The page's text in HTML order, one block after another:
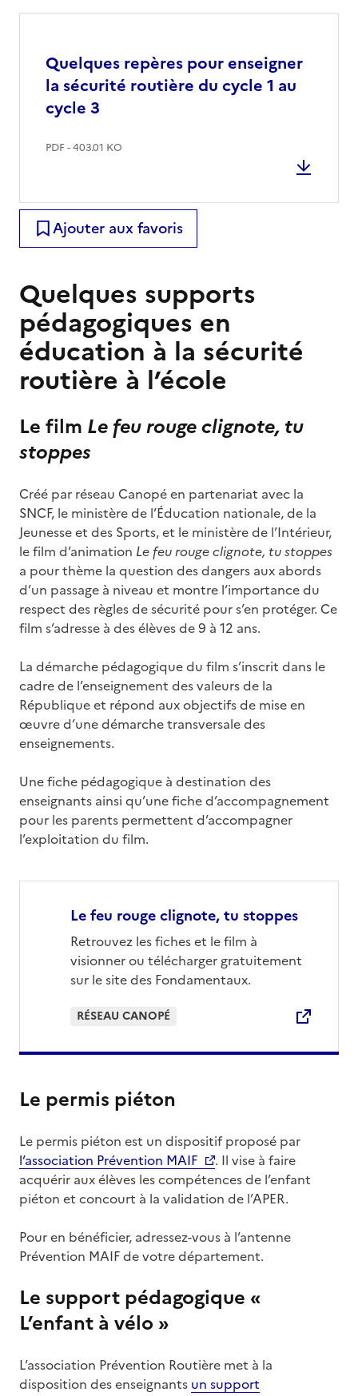
Quelques repères pour enseigner
la sécurité routière du cycle 1 au
cycle 3
PDF - 403.01 KO
Ajouter aux favoris
Quelques supports
pédagogiques en
éducation à la sécurité
routière à l’école
Le film Le feu rouge clignote, tu
stoppes
Créé par réseau Canopé en partenariat avec la
SNCF, le ministère de l’Éducation nationale, de la
Jeunesse et des Sports, et le ministère de l’Intérieur,
le film d’animation Le feu rouge clignote, tu stoppes
a pour thème la question des dangers aux abords
d’un passage à niveau et montre l’importance du
respect des règles de sécurité pour s’en protéger. Ce
film s’adresse à des élèves de 9 à 12 ans.
La démarche pédagogique du film s’inscrit dans le
cadre de l’enseignement des valeurs de la
République et répond aux objectifs de mise en
œuvre d’une démarche transversale des
enseignements.
Une fiche pédagogique à destination des
enseignants ainsi qu’une fiche d’accompagnement
pour les parents permettent d’accompagner
l’exploitation du film.
Le feu rouge clignote, tu stoppes
Retrouvez les fiches et le film à
visionner ou télécharger gratuitement
sur le site des Fondamentaux.
RÉSEAU CANOPÉ
Le permis piéton
Le permis piéton est un dispositif proposé par
l’association Prévention MAIF
. Il vise à faire
acquérir aux élèves les compétences de l’enfant
piéton et concourt à la validation de l’APER.
Pour en bénéficier, adressez-vous à l’antenne
Prévention MAIF de votre département.
Le support pédagogique «
L’enfant à vélo »
L’association Prévention Routière met à la
disposition des enseignants un support